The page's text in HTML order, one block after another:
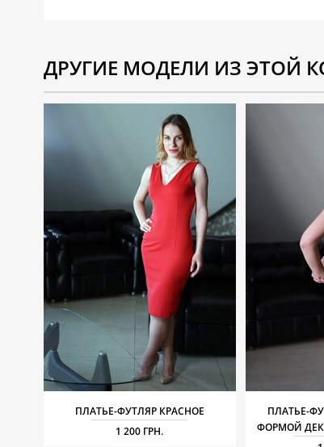
ДРУГИЕ МОДЕЛИ ИЗ ЭТОЙ
ПЛАТЬЕ-ФУТЛЯР КРАСНОЕ
1 200 ГРН.
ПЛАТЬЕ-
ФОРМОЙ